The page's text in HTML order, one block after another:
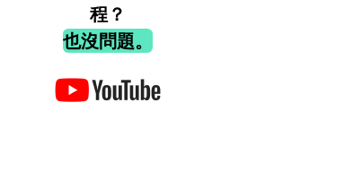
程？
也沒問題。